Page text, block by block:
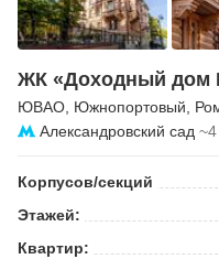
ЖК «Доходный дом
ЮВАО Южнопортовый
Александровский сад
Корпусов/секций
Этажей:
Квартир: